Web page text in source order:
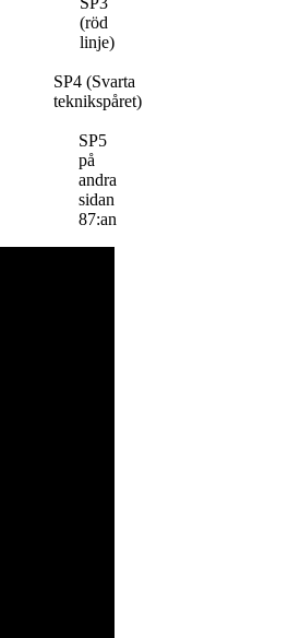
(röd
linje)
SP4 (Svarta
teknikspåret)
SP5
på
andra
sidan
87:an